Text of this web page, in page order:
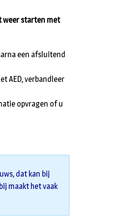
weer starten met
een afsluitend
AED, verbandleer
opvragen of u
dat kan bij
maakt het vaak